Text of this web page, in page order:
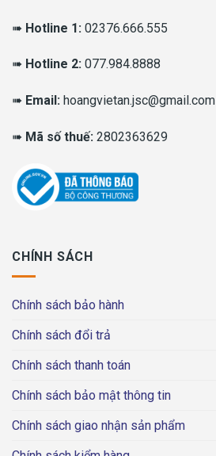
➠ Hotline 1: 02376.666.555
➠ Hotline 2: 077.984.8888
➠ Email: hoangvietan.jsc@gmail.com
➠ Mã số thuế: 2802363629
CHÍNH SÁCH
Chính sách bảo hành
Chính sách đổi trả
Chính sách thanh toán
Chính sách bảo mật thông tin
Chính sách giao nhận sản phẩm